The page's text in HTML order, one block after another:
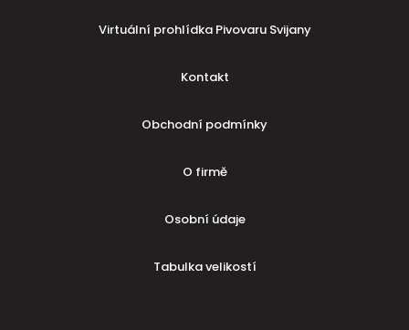
Virtuální prohlídka Pivovaru Svijany
Kontakt
Obchodní podmínky
O firmě
Osobní údaje
Tabulka velikostí